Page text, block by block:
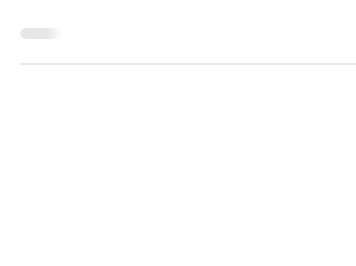
‘Silicon Valley’ di Indonesia. Proyek ini...